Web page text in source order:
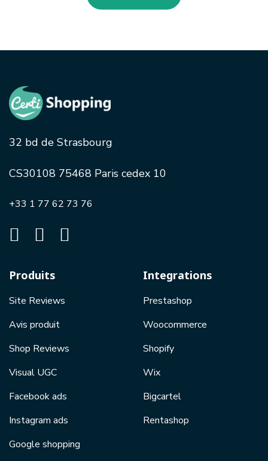
32 bd de Strasbourg
CS30108 75468 Paris cedex 10
+33 1 77 62 73 76
Produits
Site Reviews
Avis produit
Shop Reviews
Visual UGC
Facebook ads
Instagram ads
Google shopping
Integrations
Prestashop
Woocommerce
Shopify
Wix
Bigcartel
Rentashop